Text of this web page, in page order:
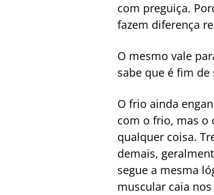
com preguiça.
fazem diferença
O mesmo vale
sabe que é fim
O frio ainda
com o frio, mas o
qualquer coisa.
demais,
segue a mesma
muscular caia